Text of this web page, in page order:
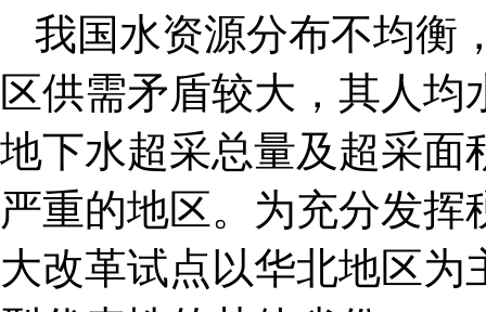
我国水资源分布不均衡
区供需矛盾较大，其人
地下水超采总量及超采面
严重的地区。为充分发
大改革试点以华北地区